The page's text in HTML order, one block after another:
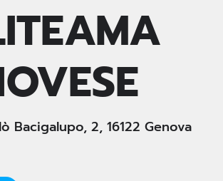
Bacigalupo, 2, 16122 Genova